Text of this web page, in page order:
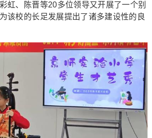
虹、陈晋等20多位领导又开展了一个别
该校的长足发展提出了诸多建设性的良